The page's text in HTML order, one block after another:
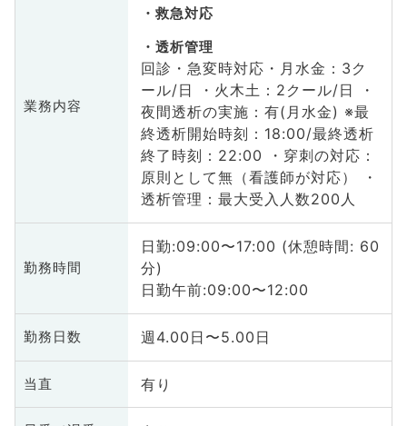
業務内容
救急対応
透析管理
回診・急変時対応・月水金：3ク
ール/日 ・火木土：2クール/日 ・
夜間透析の実施：有(月水金) ※最
終透析開始時刻：18:00/最終透析
終了時刻：22:00 ・穿刺の対応：
原則として無（看護師が対応） ・
透析管理：最大受入人数200人
勤務時間
日勤:09:00〜17:00 (休憩時間: 60
分)
日勤午前:09:00〜12:00
勤務日数 週4.00日〜5.00日
当直 有り